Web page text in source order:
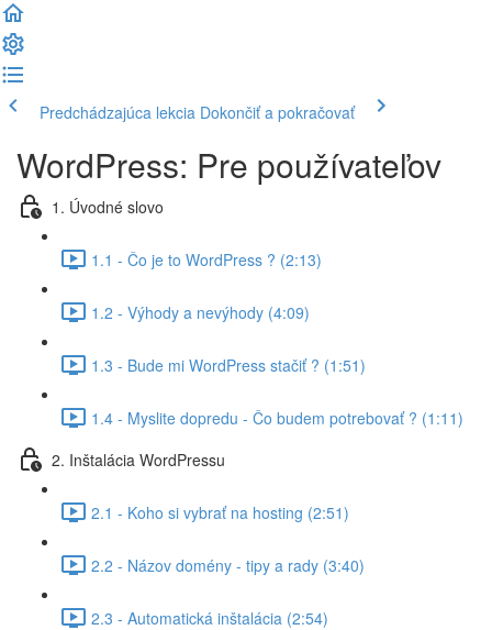
Predchádzajúca lekcia Dokončiť a pokračovať
WordPress: Pre používateľov
1. Úvodné slovo
1.1 - Čo je to WordPress ? (2:13)
1.2 - Výhody a nevýhody (4:09)
1.3 - Bude mi WordPress stačiť ? (1:51)
1.4 - Myslite dopredu - Čo budem potrebovať ? (1:11)
2. Inštalácia WordPressu
2.1 - Koho si vybrať na hosting (2:51)
2.2 - Názov domény - tipy a rady (3:40)
2.3 - Automatická inštalácia (2:54)